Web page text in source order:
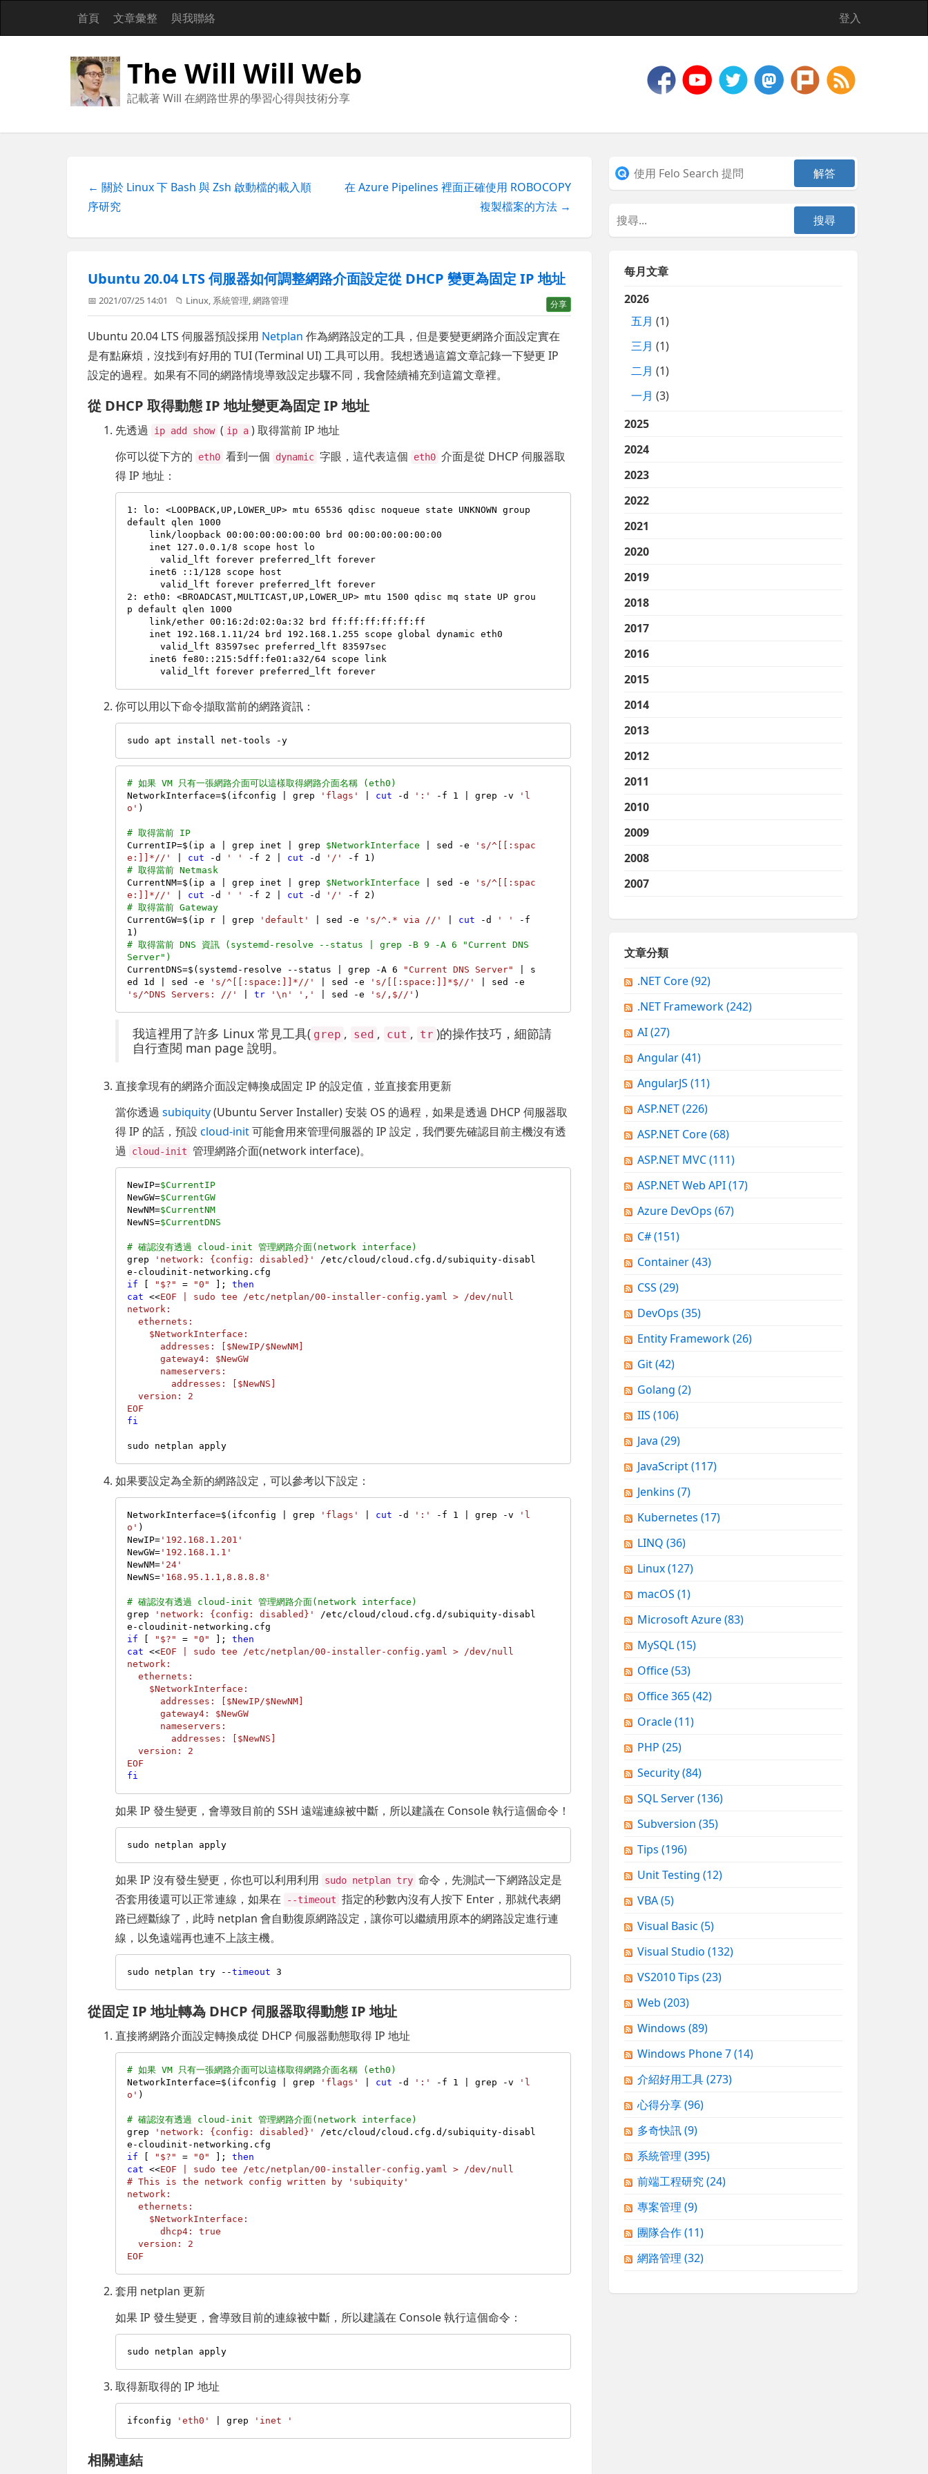
首頁 文章彙整 與我聯絡 登入
The Will Will Web
記載著 Will 在網路世界的學習心得與技術分享
← 關於 Linux 下 Bash 與 Zsh 啟動檔的載入順
序研究
在 Azure Pipelines 裡面正確使用 ROBOCOPY
複製檔案的方法 →
Ubuntu 20.04 LTS 伺服器如何調整網路介面設定從 DHCP 變更為固定 IP 地址
分享
📅 2021/07/25 14:01 📁 Linux, 系統管理,網路管理
Ubuntu 20.04 LTS 伺服器預設採用 Netplan 作為網路設定的工具，但是要變更網路介面設定實在
是有點麻煩，沒找到有好用的 TUI (Terminal UI) 工具可以用。我想透過這篇文章記錄一下變更 IP
設定的過程。如果有不同的網路情境導致設定步驟不同，我會陸續補充到這篇文章裡。
從 DHCP 取得動態 IP 地址變更為固定 IP 地址
先透過 ip add show ( ip a ) 取得當前 IP 地址
你可以從下方的
eth0 看到一個 dynamic 字眼，這代表這個 eth0 介面是從 DHCP 伺服器取
得 IP 地址：
1: lo: <LOOPBACK,UP,LOWER_UP> mtu 65536 qdisc noqueue state UNKNOWN group
default qlen 1000
      valid_lft forever preferred_lft forever
      valid_lft forever preferred_lft forever
2: eth0: <BROADCAST,MULTICAST,UP,LOWER_UP> mtu 1500 qdisc mq state UP grou
p default qlen 1000
      valid_lft 83597sec preferred_lft 83597sec
你可以用以下命令擷取當前的網路資訊：
# 如果 VM 只有一張網路介面可以這樣取得網路介面名稱 (eth0)
NetworkInterface=$(ifconfig | grep
'flags' cut -d ':' -f 1 | grep -v
'l
o' )
# 取得當前 IP
CurrentIP=$(ip a | grep inet | grep $NetworkInterface | sed -e
's/^[[:spac
e:]]*//'
cut -d ' ' -f 2 | cut -d '/'
# 取得當前 Netmask
CurrentNM=$(ip a | grep inet | grep $NetworkInterface | sed -e
's/^[[:spac
e:]]*//'
cut -d ' ' -f 2 | cut -d '/'
# 取得當前 Gateway
CurrentGW=$(ip r | grep
'default' | sed -e 's/^.* via //' cut -d ' '
-f
# 取得當前 DNS 資訊 (systemd-resolve --status | grep -B 9 -A 6 "Current DNS
Server")
CurrentDNS=$(systemd-resolve --status | grep -A 6
"Current DNS Server"
| s
ed 1d | sed -e
's/^[[:space:]]*//' | sed -e 's/[[:space:]]*$//'
's/^DNS Servers: //'
| tr '\n' ',' | sed -e 's/,$//'
我這裡用了許多 Linux 常見工具( grep , sed , cut , tr )的操作技巧，細節請
自行查閱 man page 說明。
直接拿現有的網路介面設定轉換成固定 IP 的設定值，並直接套用更新
當你透過subiquity(Ubuntu Server Installer) 安裝 OS 的過程，如果是透過 DHCP 伺服器取
得 IP 的話，預設cloud-init可能會用來管理伺服器的 IP 設定，我們要先確認目前主機沒有透
過
cloud-init 管理網路介面(network interface)。
NewIP=$CurrentIP
NewGW=$CurrentGW
NewNM=$CurrentNM
NewNS=$CurrentDNS
# 確認沒有透過 cloud-init 管理網路介面(network interface)
grep
'network: {config: disabled}'
/etc/cloud/cloud.cfg.d/subiquity-disabl
if [ "$?" = "0" ]; then
cat <<EOF | sudo tee /etc/netplan/00-installer-config.yaml > /dev/null
network:
  ethernets:
      gateway4: $NewGW
  version: 2
EOF
fi
如果要設定為全新的網路設定，可以參考以下設定：
NetworkInterface=$(ifconfig | grep 'flags' cut -d ':' -f 1 | grep -v
'l
o' )
NewIP= '192.168.1.201'
NewGW= '192.168.1.1'
NewNM= '24'
NewNS= '168.95.1.1,8.8.8.8'
# 確認沒有透過 cloud-init 管理網路介面(network interface)
grep
'network: {config: disabled}'
/etc/cloud/cloud.cfg.d/subiquity-disabl
if [ "$?" = "0" ]; then
cat <<EOF | sudo tee /etc/netplan/00-installer-config.yaml > /dev/null
network:
  ethernets:
      gateway4: $NewGW
  version: 2
EOF
fi
如果 IP 發生變更，會導致目前的 SSH 遠端連線被中斷，所以建議在 Console 執行這個命令！
如果 IP 沒有發生變更，你也可以利用利用 sudo netplan try 命令，先測試一下網路設定是
否套用後還可以正常連線，如果在
--timeout 指定的秒數內沒有人按下 Enter，那就代表網
路已經斷線了，此時 netplan 會自動復原網路設定，讓你可以繼續用原本的網路設定進行連
線，以免遠端再也連不上該主機。
sudo netplan try --timeout
從固定 IP 地址轉為 DHCP 伺服器取得動態 IP 地址
直接將網路介面設定轉換成從 DHCP 伺服器動態取得 IP 地址
# 如果 VM 只有一張網路介面可以這樣取得網路介面名稱 (eth0)
NetworkInterface=$(ifconfig | grep
'flags' cut -d ':' -f 1 | grep -v
'l
o' )
# 確認沒有透過 cloud-init 管理網路介面(network interface)
grep
'network: {config: disabled}'
/etc/cloud/cloud.cfg.d/subiquity-disabl
if [ "$?" = "0" ]; then
cat <<EOF | sudo tee /etc/netplan/00-installer-config.yaml > /dev/null
# This is the network config written by 'subiquity'
network:
  ethernets:
      dhcp4: true
  version: 2
EOF
套用 netplan 更新
如果 IP 發生變更，會導致目前的連線被中斷，所以建議在 Console 執行這個命令：
取得新取得的 IP 地址
ifconfig 'eth0' | grep 'inet '
相關連結
每月文章
2026
五月 (1)
三月 (1)
二月 (1)
一月 (3)
2025
2024
2023
2022
2021
2020
2019
2018
2017
2016
2015
2014
2013
2012
2011
2010
2009
2008
2007
文章分類
.NET Core(92)
.NET Framework(242)
AI(27)
Angular(41)
AngularJS (11)
ASP.NET(226)
ASP.NET Core(68)
ASP.NET MVC(111)
ASP.NET Web API(17)
Azure DevOps (67)
C#(151)
Container(43)
CSS (29)
DevOps (35)
Entity Framework(26)
Git(42)
Golang (2)
IIS (106)
Java (29)
JavaScript(117)
Jenkins (7)
Kubernetes (17)
LINQ (36)
Linux(127)
macOS (1)
Microsoft Azure(83)
MySQL(15)
Office(53)
Office 365(42)
Oracle(11)
PHP (25)
Security(84)
SQL Server(136)
Subversion (35)
Tips (196)
Unit Testing (12)
VBA(5)
Visual Basic (5)
Visual Studio (132)
VS2010 Tips (23)
Web (203)
Windows (89)
Windows Phone 7(14)
介紹好用工具(273)
心得分享(96)
多奇快訊(9)
系統管理 (395)
前端工程研究(24)
專案管理 (9)
團隊合作(11)
網路管理 (32)